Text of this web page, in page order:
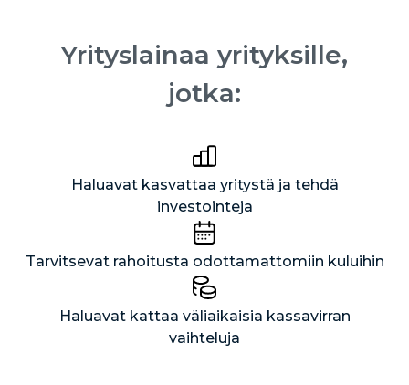
Yrityslainaa yrityksille,
jotka:
Haluavat kasvattaa yritystä ja tehdä
investointeja
Tarvitsevat rahoitusta odottamattomiin kuluihin
Haluavat kattaa väliaikaisia kassavirran
vaihteluja